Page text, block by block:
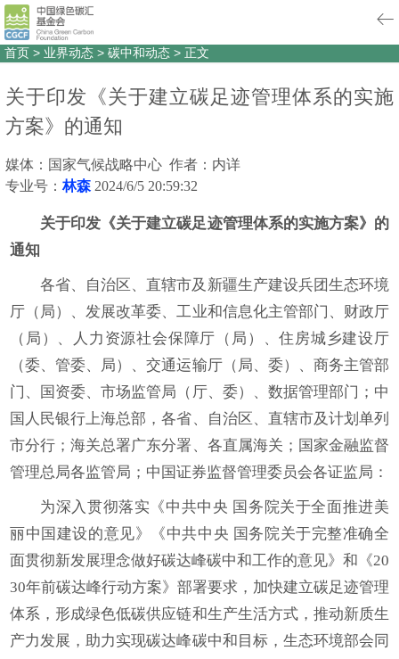
首页 > 业界动态 > 碳中和动态 > 正文
关于印发《关于建立碳足迹管理体系的实施
方案》的通知
媒体：国家气候战略中心 作者：内详
专业号：林森 2024/6/5 20:59:32
关于印发《关于建立碳足迹管理体系的实施方案》的
通知
各省、自治区、直辖市及新疆生产建设兵团生态环境
厅（局）、发展改革委、工业和信息化主管部门、财政厅
（局）、人力资源社会保障厅（局）、住房城乡建设厅
（委、管委、局）、交通运输厅（局、委）、商务主管部
门、国资委、市场监管局（厅、委）、数据管理部门；中
国人民银行上海总部，各省、自治区、直辖市及计划单列
市分行；海关总署广东分署、各直属海关；国家金融监督
管理总局各监管局；中国证券监督管理委员会各证监局：
为深入贯彻落实《中共中央 国务院关于全面推进美
丽中国建设的意见》《中共中央 国务院关于完整准确全
面贯彻新发展理念做好碳达峰碳中和工作的意见》和《20
30年前碳达峰行动方案》部署要求，加快建立碳足迹管理
体系，形成绿色低碳供应链和生产生活方式，推动新质生
产力发展，助力实现碳达峰碳中和目标，生态环境部会同